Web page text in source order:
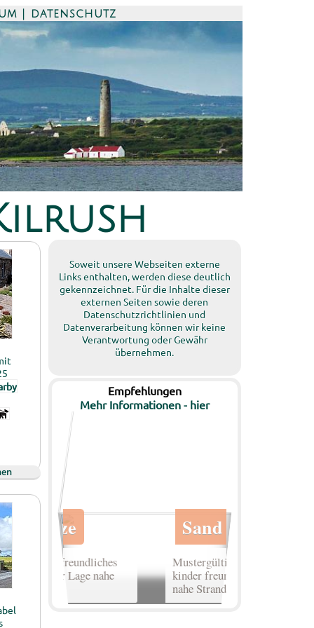
| datenschutz
Soweit unsere Webseiten externe
Links enthalten, werden diese deutlich
gekennzeichnet. Für die Inhalte dieser
externen Seiten sowie deren
Datenschutzrichtlinien und
Datenverarbeitung können wir keine
Verantwortung oder Gewähr
übernehmen.
Empfehlungen
Mehr Informationen - hier